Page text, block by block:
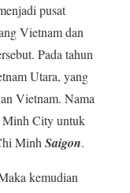
pusat
Vietnam dan
Pada tahun
Utara, yang
Vietnam. Nama
Minh City untuk
Minh Saigon.
kemudian